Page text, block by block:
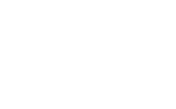
not permitted to load due